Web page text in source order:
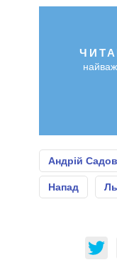
Андрій
Напад